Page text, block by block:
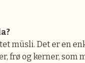
müsli. Det er en
frø og kerner, som